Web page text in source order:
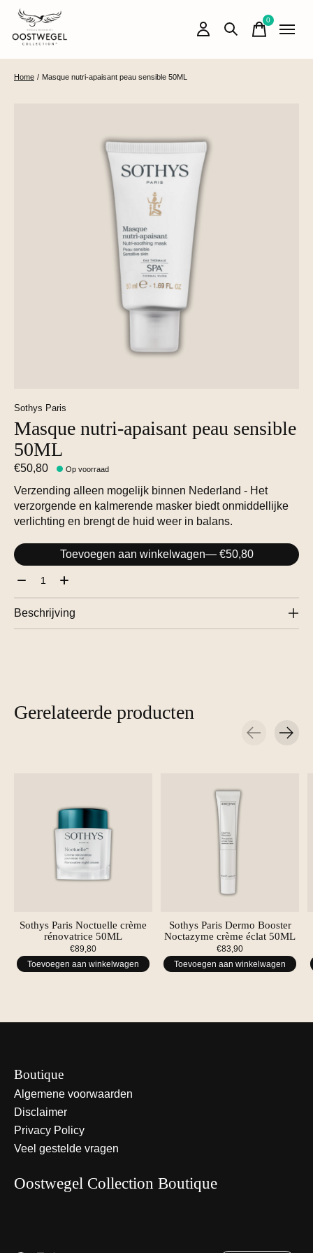
0items
Home / Masque nutri-apaisant peau sensible 50ML
Sothys Paris
Masque nutri-apaisant peau sensible
50ML
€50,80 Op voorraad
Verzending alleen mogelijk binnen Nederland - Het
verzorgende en kalmerende masker biedt onmiddellijke
verlichting en brengt de huid weer in balans.
Toevoegen aan winkelwagen
— €50,80
Aantal:
Beschrijving
Gerelateerde producten
Sothys Paris Noctuelle crème
rénovatrice 50ML
€89,80
Toevoegen aan winkelwagen
Sothys Paris Dermo Booster
Noctazyme crème éclat 50ML
€83,90
Toevoegen aan winkelwagen
Boutique
Algemene voorwaarden
Disclaimer
Privacy Policy
Veel gestelde vragen
Oostwegel Collection Boutique